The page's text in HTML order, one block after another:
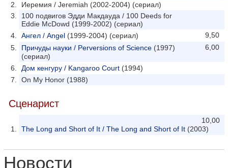
Иеремия / Jeremiah (2002-2004) (сериал)
100 подвигов Эдди Макдауда / 100 Deeds for
Eddie McDowd (1999-2002) (сериал)
9,50
Ангел / Angel (1999-2004) (сериал)
6,00
Причуды науки / Perversions of Science (1997)
(сериал)
Дом кенгуру / Kangaroo Court (1994)
On My Honor (1988)
Сценарист
10,00
The Long and Short of It / The Long and Short of It (2003)
Новости